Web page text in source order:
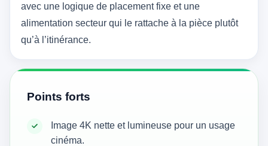
avec une logique de placement fixe et une
alimentation secteur qui le rattache à la pièce plutôt
qu’à l’itinérance.
Points forts
Image 4K nette et lumineuse pour un usage
cinéma.